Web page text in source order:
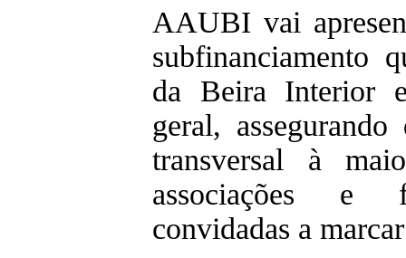
AAUBI vai
subfinanciamento
da Beira Interior
geral,
transversal à
associações e
convidadas a